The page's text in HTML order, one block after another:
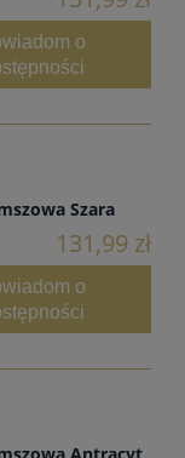
o
Szara
131,99 zł
o